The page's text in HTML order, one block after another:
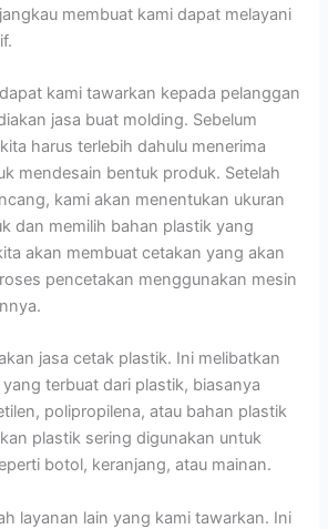
membuat kami dapat melayani
kami tawarkan kepada pelanggan
jasa buat molding. Sebelum
harus terlebih dahulu menerima
mendesain bentuk produk. Setelah
kami akan menentukan ukuran
dan memilih bahan plastik yang
akan membuat cetakan yang akan
pencetakan menggunakan mesin
jasa cetak plastik. Ini melibatkan
terbuat dari plastik, biasanya
polipropilena, atau bahan plastik
plastik sering digunakan untuk
botol, keranjang, atau mainan.
layanan lain yang kami tawarkan. Ini